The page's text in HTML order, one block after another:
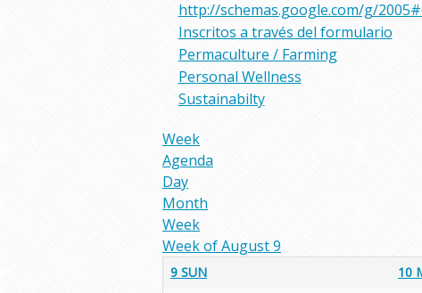
http://schemas.google.com/g/
Inscritos a través del formulario
Permaculture / Farming
Personal Wellness
Sustainabilty
Week
Agenda
Day
Month
Week
Week of August 9
9 SUN 10